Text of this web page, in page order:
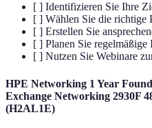
[ ] Identifizieren Sie Ihre
[ ] Wählen Sie die richtige
[ ] Erstellen Sie
[ ] Planen Sie regelmäßige
[ ] Nutzen Sie Webinare
HPE Networking 1 Year
Exchange Networking 2930F
(H2AL1E)